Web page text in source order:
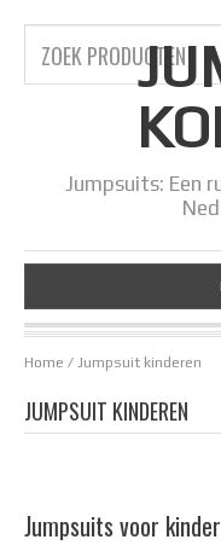
Jumpsuits: Een
Home / Jumpsuit kinderen
JUMPSUIT KINDEREN
Jumpsuits voor